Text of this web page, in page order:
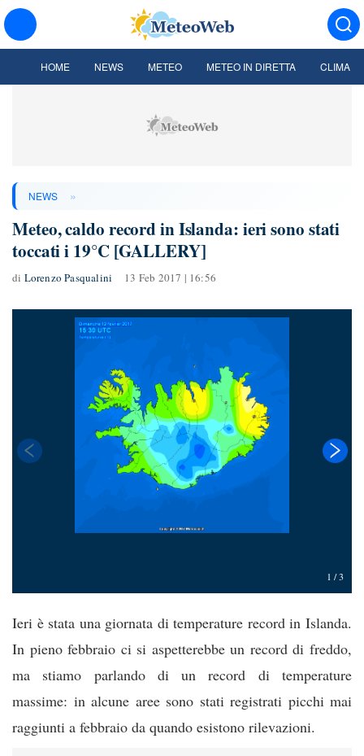
HOME NEWS METEO METEO IN DIRETTA CLIMA
NEWS »
Meteo, caldo record in Islanda: ieri sono stati
toccati i 19°C [GALLERY]
di Lorenzo Pasqualini 13 Feb 2017 | 16:56
1 /3
Ieri è stata una giornata di temperature record in Islanda.
In pieno febbraio ci si aspetterebbe un record di freddo,
ma stiamo parlando di un record di temperature
massime: in alcune aree sono stati registrati picchi mai
raggiunti a febbraio da quando esistono rilevazioni.